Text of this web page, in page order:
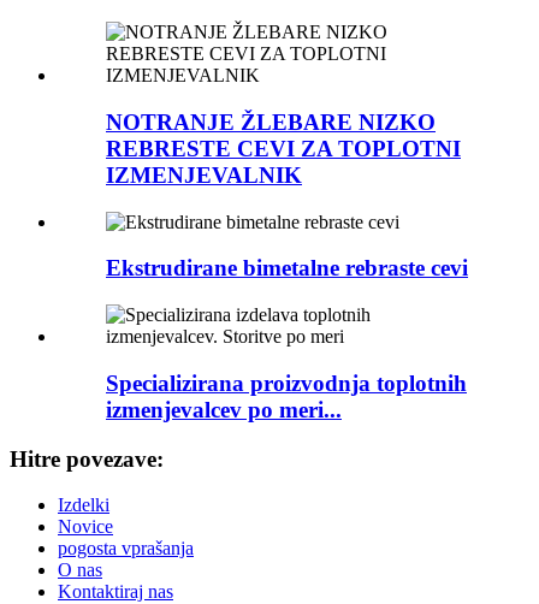
NOTRANJE ŽLEBARE NIZKO
REBRESTE CEVI​ ZA TOPLOTNI
IZMENJEVALNIK
Ekstrudirane bimetalne rebraste cevi
Specializirana proizvodnja toplotnih
izmenjevalcev po meri...
Hitre povezave:
Izdelki
Novice
pogosta vprašanja
O nas
Kontaktiraj nas